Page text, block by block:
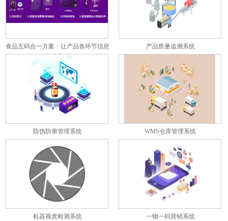
食品五码合一方案：让产品各环节信息
彼此关联
产品质量追溯系统
防伪防窜管理系统 WMS仓库管理系统
机器视觉检测系统 一物一码营销系统